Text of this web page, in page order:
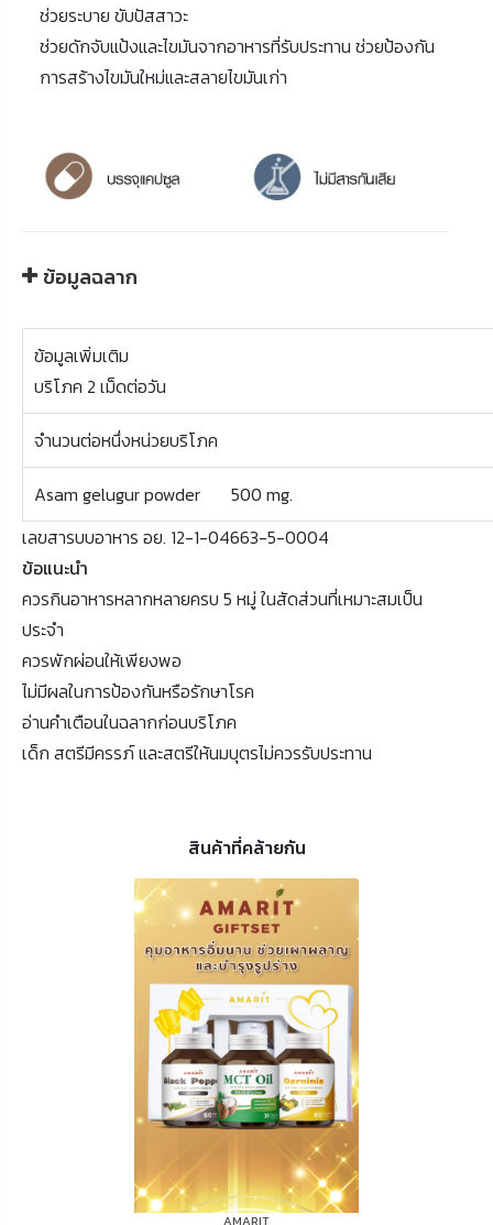
ช่วยระบาย ขับปัสสาวะ
ช่วยดักจับแป้งและไขมันจากอาหารที่รับประทาน ช่วยป้องกัน
การสร้างไขมันใหม่และสลายไขมันเก่า
ข้อมูลฉลาก
ข้อมูลเพิ่มเติม
บริโภค 2 เม็ดต่อวัน
จำนวนต่อหนึ่งหน่วยบริโภค
Asam gelugur powder 500 mg.
เลขสารบบอาหาร อย. 12-1-04663-5-0004
ข้อแนะนำ
ควรกินอาหารหลากหลายครบ 5 หมู่ ในสัดส่วนที่เหมาะสมเป็น
ประจำ
ควรพักผ่อนให้เพียงพอ
ไม่มีผลในการป้องกันหรือรักษาโรค
อ่านคำเตือนในฉลากก่อนบริโภค
เด็ก สตรีมีครรภ์ และสตรีให้นมบุตรไม่ควรรับประทาน
สินค้าที่คล้ายกัน
AMARIT